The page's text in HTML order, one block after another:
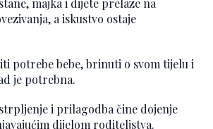
majka i dijete prelaze na
a iskustvo ostaje
potrebe bebe, brinuti o svom tijelu i
je potrebna.
i prilagodba čine dojenje
dijelom roditeljstva.